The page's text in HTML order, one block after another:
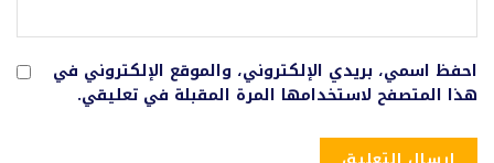
احفظ اسمي، بريدي الإلكتروني، والموقع الإلكتروني في
هذا المتصفح لاستخدامها المرة المقبلة في تعليقي.